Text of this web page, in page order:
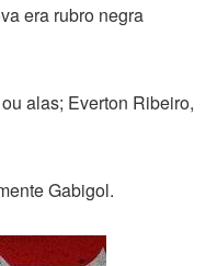
era rubro negra
alas; Everton Ribeiro,
Gabigol.